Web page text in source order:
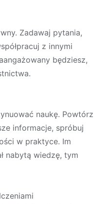
Zadawaj pytania,
z innymi
będziesz,
naukę. Powtórz
informacje, spróbuj
w praktyce. Im
nabytą wiedzę, tym